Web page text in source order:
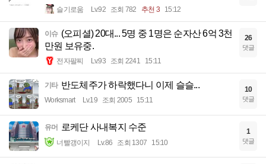
슬기로움 Lv.92 조회 782 추천 3 15:12
이슈 (오피셜) 20대... 5명 중 1명은 순자산 6억 3천
만원 보유중.
전자팔찌 Lv.93 조회 2241 15:11
26
댓글
기타 반도체주가 하락했다니 이제 슬슬...
Worksmart Lv.19 조회 2005 15:11
10
댓글
유머 로케단 사내복지 수준
너빨갱이지 Lv.86 조회 1307 15:10
1
댓글